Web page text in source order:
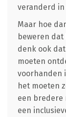
veranderd in
Maar hoe
beweren dat
denk ook
moeten
voorhanden
het moeten
een bredere
een